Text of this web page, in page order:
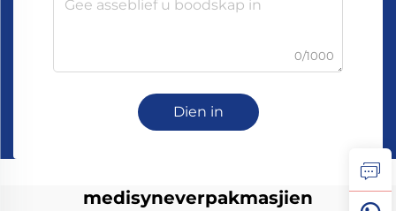
0/1000
Dien in
medisyneverpakmasjien